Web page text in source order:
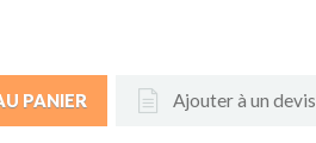
PANIER Ajouter à un devis